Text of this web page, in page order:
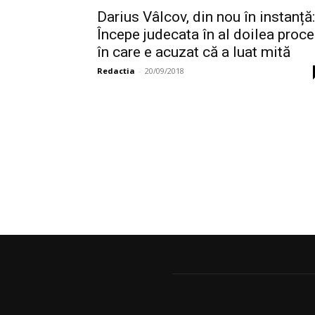
Darius Vâlcov, din nou în instanță:
Începe judecata în al doilea
în care e acuzat că a luat mită
Redactia - 20/09/2018